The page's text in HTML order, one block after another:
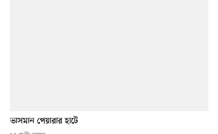
ভাসমান পেয়ারার হাটে